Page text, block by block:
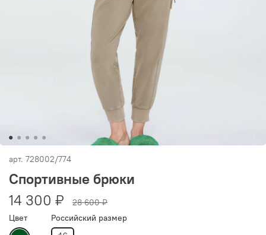
арт. 728002/774
Спортивные брюки
14 300 ₽
28 600 ₽
Цвет
Российский размер